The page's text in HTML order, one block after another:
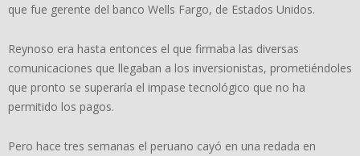
que fue gerente del banco Wells Fargo, de Estados Unidos.
Reynoso era hasta entonces el que firmaba las diversas
comunicaciones que llegaban a los inversionistas, prometiéndoles
que pronto se superaría el impase tecnológico que no ha
permitido los pagos.
Pero hace tres semanas el peruano cayó en una redada en